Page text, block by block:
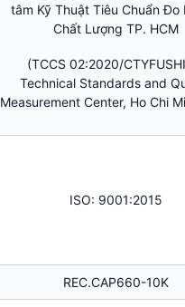
tâm Kỹ Thuật Tiêu Chuẩn Đo
Chất Lượng TP. HCM
(TCCS 02:2020/
Technical Standards and
Measurement Center, Ho Chi
ISO: 9001:2015
REC.CAP660-10K